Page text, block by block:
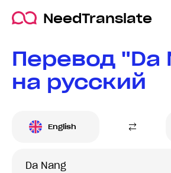
NeedTranslate
Перевод "Da
на русский
English